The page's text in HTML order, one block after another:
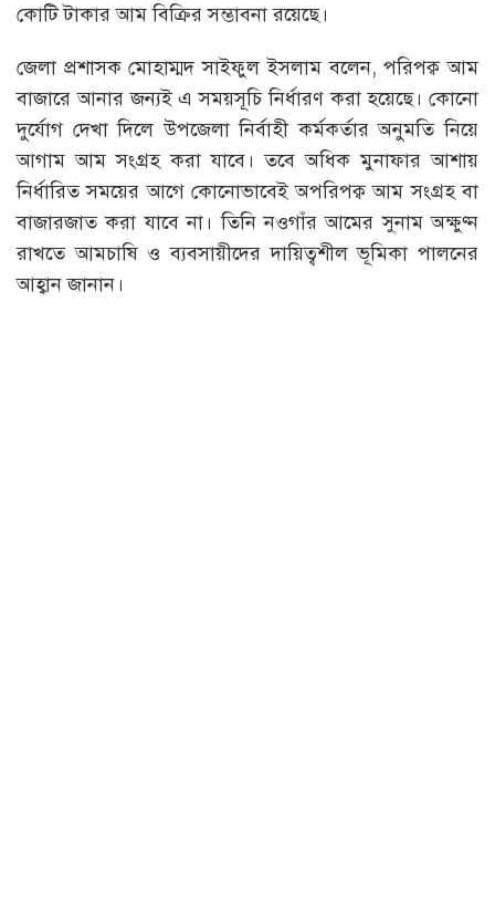
কোটি টাকার আম বিক্রির সম্ভাবনা রয়েছে।
জেলা প্রশাসক মোহাম্মদ সাইফুল ইসলাম বলেন, পরিপক্ব আম
বাজারে আনার জন্যই এ সময়সূচি নির্ধারণ করা হয়েছে। কোনো
দুর্যোগ দেখা দিলে উপজেলা নির্বাহী কর্মকর্তার অনুমতি নিয়ে
আগাম আম সংগ্রহ করা যাবে। তবে অধিক মুনাফার আশায়
নির্ধারিত সময়ের আগে কোনোভাবেই অপরিপক্ব আম সংগ্রহ বা
বাজারজাত করা যাবে না। তিনি নওগাঁর আমের সুনাম অক্ষুণ্ন
রাখতে আমচাষি ও ব্যবসায়ীদের দায়িত্বশীল ভূমিকা পালনের
আহ্বান জানান।